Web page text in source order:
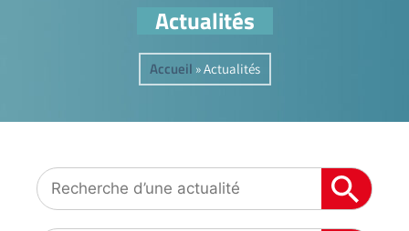
Actualités
Accueil »Actualités